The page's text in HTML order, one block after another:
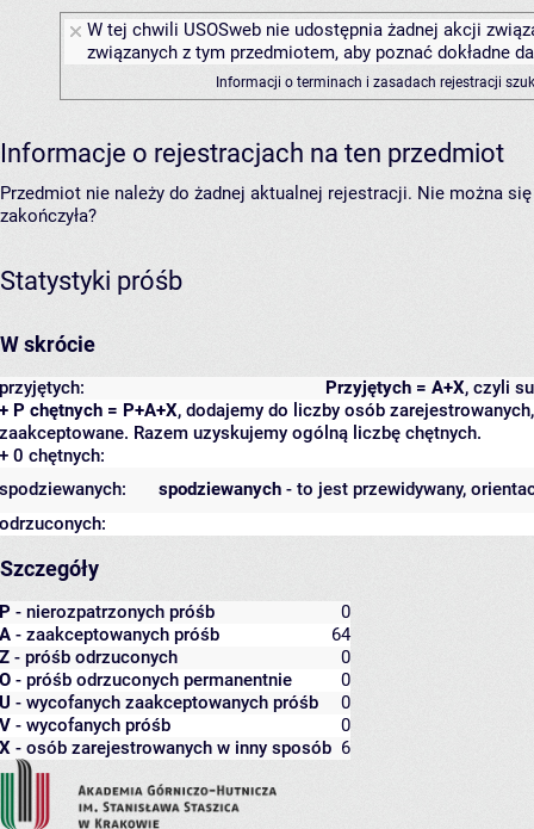
W tej chwili USOSweb nie udostępnia żadnej akcji
związanych z tym przedmiotem, aby poznać dokładne
Informacji o terminach i zasadach rejestracji
Informacje o rejestracjach na ten przedmiot
Przedmiot nie należy do żadnej aktualnej rejestracji. Nie można
zakończyła?
Statystyki próśb
W skrócie
Przyjętych = A+X, czyli
przyjętych:
+ P chętnych = P+A+X, dodajemy do liczby osób
zaakceptowane. Razem uzyskujemy ogólną liczbę chętnych.
+ 0 chętnych:
spodziewanych - to jest przewidywany,
spodziewanych:
odrzuconych:
Szczegóły
P - nierozpatrzonych próśb
0
A - zaakceptowanych próśb
64
Z - próśb odrzuconych
0
O - próśb odrzuconych permanentnie
0
U - wycofanych zaakceptowanych próśb
0
V - wycofanych próśb
0
X - osób zarejestrowanych w inny sposób 6